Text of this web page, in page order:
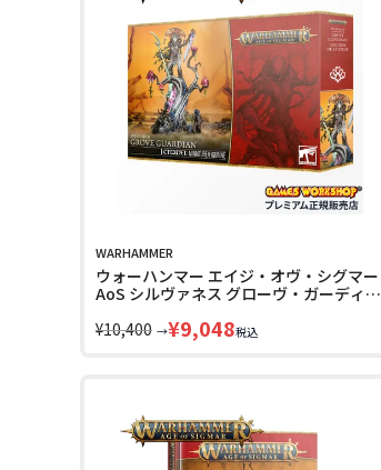
WARHAMMER
ウォーハンマー エイジ・オヴ・シグマー
AoS シルヴァネス グローヴ・ガーディア
SYLVANETH GROVE GUARDIAN 92-54
LINECPN
¥10,400 →¥9,048税込